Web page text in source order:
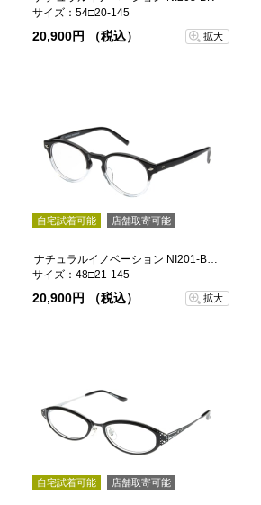
サイズ：54□20-145
20,900円 （税込） 拡大
自宅試着可能 店舗取寄可能
サイズ：48□21-145
20,900円 （税込） 拡大
自宅試着可能 店舗取寄可能